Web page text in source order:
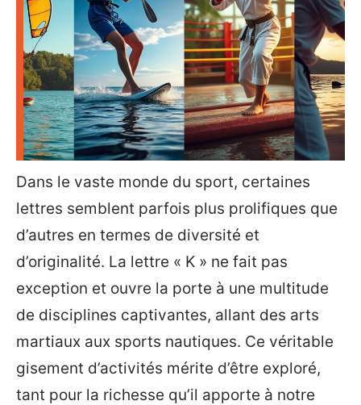
Dans le vaste monde du sport, certaines
lettres semblent parfois plus prolifiques que
d’autres en termes de diversité et
d’originalité. La lettre « K » ne fait pas
exception et ouvre la porte à une multitude
de disciplines captivantes, allant des arts
martiaux aux sports nautiques. Ce véritable
gisement d’activités mérite d’être exploré,
tant pour la richesse qu’il apporte à notre